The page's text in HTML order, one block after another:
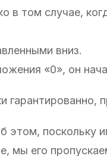
том случае,
вниз.
«0», он
гарантированно,
поскольку
мы его